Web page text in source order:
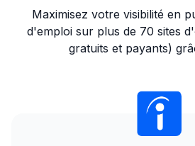
Maximisez votre visibilité en
d'emploi sur plus de 70 sites
gratuits et payants)